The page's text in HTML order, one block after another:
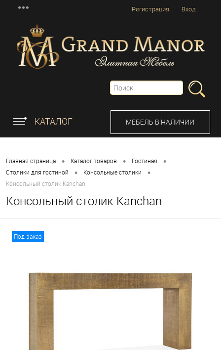
Вход
Регистрация
КАТАЛОГ МЕБЕЛЬ В НАЛИЧИИ
Главная страница • Каталог товаров • Гостиная •
Столики для гостиной • Консольные столики •
Консольный столик Kanchan
Консольный столик Kanchan
Под заказ